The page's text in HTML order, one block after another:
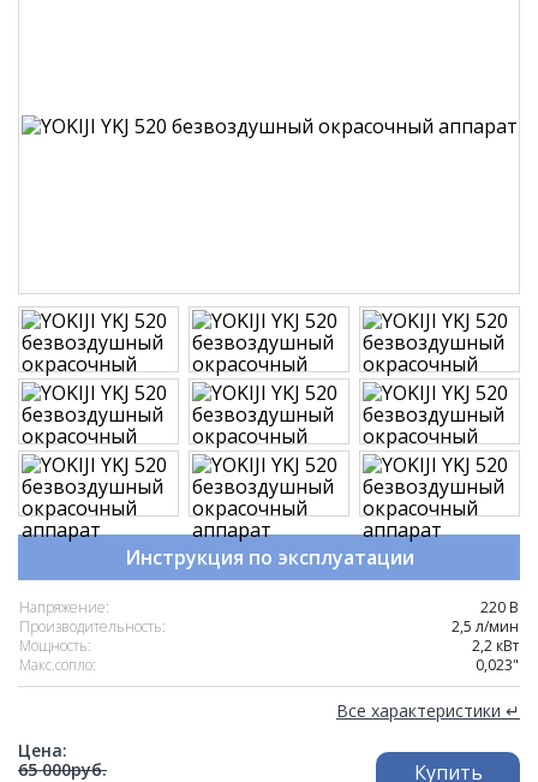
Инструкция по эксплуатации
Напряжение:
220 В
Производительность:
2,5 л/мин
Мощность:
2,2 кВт
Макс.сопло:
0,023"
Все характеристики ↵
Цена:
65 000руб.
Купить